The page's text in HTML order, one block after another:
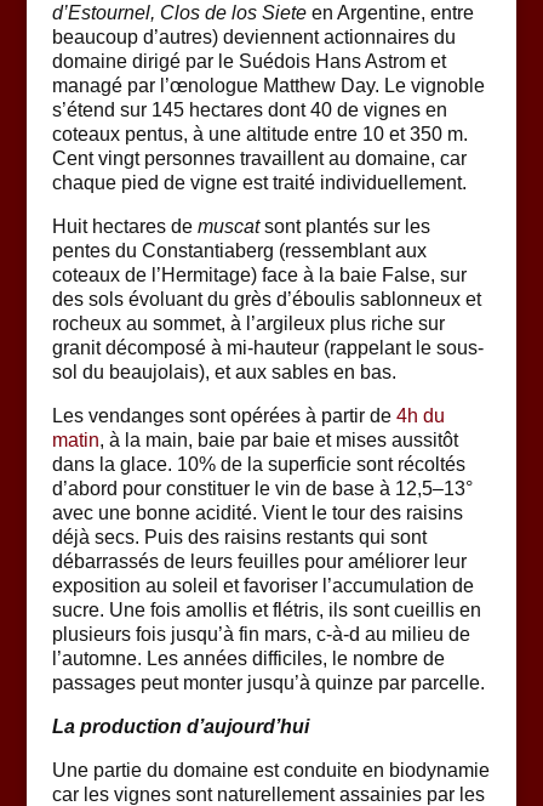
d’Estournel, Clos de los Siete en Argentine, entre
beaucoup d’autres) deviennent actionnaires du
domaine dirigé par le Suédois Hans Astrom et
managé par l’œnologue Matthew Day. Le vignoble
s’étend sur 145 hectares dont 40 de vignes en
coteaux pentus, à une altitude entre 10 et 350 m.
Cent vingt personnes travaillent au domaine, car
chaque pied de vigne est traité individuellement.
Huit hectares de muscatsont plantés sur les
pentes du Constantiaberg (ressemblant aux
coteaux de l’Hermitage) face à la baie False, sur
des sols évoluant du grès d’éboulis sablonneux et
rocheux au sommet, à l’argileux plus riche sur
granit décomposé à mi-hauteur (rappelant le sous-
sol du beaujolais), et aux sables en bas.
Les vendanges sont opérées à partir de 4h du
matin, à la main, baie par baie et mises aussitôt
dans la glace. 10% de la superficie sont récoltés
d’abord pour constituer le vin de base à 12,5–13°
avec une bonne acidité. Vient le tour des raisins
déjà secs. Puis des raisins restants qui sont
débarrassés de leurs feuilles pour améliorer leur
exposition au soleil et favoriser l’accumulation de
sucre. Une fois amollis et flétris, ils sont cueillis en
plusieurs fois jusqu’à fin mars, c-à-d au milieu de
l’automne. Les années difficiles, le nombre de
passages peut monter jusqu’à quinze par parcelle.
La production d’aujourd’hui
Une partie du domaine est conduite en biodynamie
car les vignes sont naturellement assainies par les